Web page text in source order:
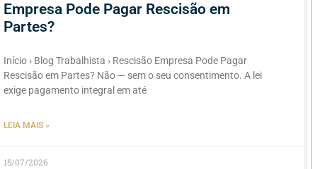
Empresa Pode Pagar Rescisão em
Partes?
Início › Blog Trabalhista › Rescisão Empresa Pode Pagar
Rescisão em Partes? Não — sem o seu consentimento. A lei
exige pagamento integral em até
LEIA MAIS »
15/07/2026